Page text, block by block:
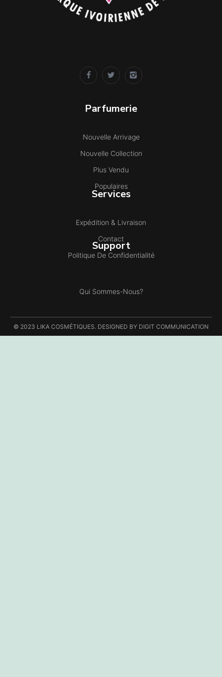
Parfumerie
Nouvelle Arrivage
Nouvelle Collection
Plus Vendu
Populaires
Services
Expédition & Livraison
Contact
Politique De Confidentialité
Support
Qui Sommes-Nous?
© 2023 LIKA COSMÉTIQUES. DESIGNED BY DIGIT COMMUNICATION